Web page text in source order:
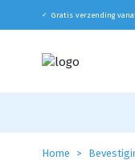
✓ Gratis verzending
Home